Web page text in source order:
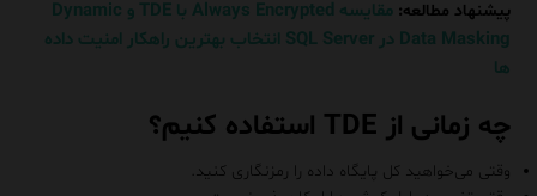
پیشنهاد مطالعه:
مقایسه Always Encrypted با TDE و Dynamic
Data Masking در SQL Server انتخاب بهترین راهکار امنیت داده‌
ها
چه زمانی از TDE استفاده کنیم؟
وقتی می‌خواهید کل پایگاه داده را رمزنگاری کنید.